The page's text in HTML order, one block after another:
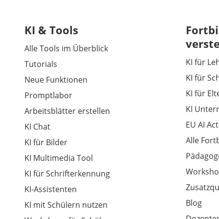
KI & Tools
Alle Tools im Überblick
Tutorials
Neue Funktionen
Promptlabor
Arbeitsblätter erstellen
KI Chat
KI für Bilder
KI Multimedia Tool
KI für Schrifterkennung
KI-Assistenten
KI mit Schülern nutzen
KI für
KI für
KI für
KI
EU AI Act
Alle
Blog